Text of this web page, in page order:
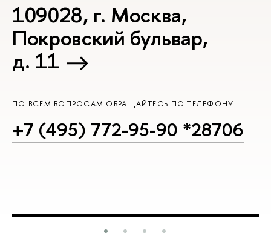
109028, г. Москва,
Покровский бульвар,
д. 11
ПО ВСЕМ ВОПРОСАМ ОБРАЩАЙТЕСЬ ПО ТЕЛЕФОНУ
+7 (495) 772-95-90 *28706